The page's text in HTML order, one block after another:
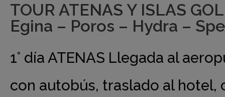
TOUR ATENAS Y ISLAS
Egina – Poros – Hydra –
1° día ATENAS Llegada al
con autobús, traslado al hotel,